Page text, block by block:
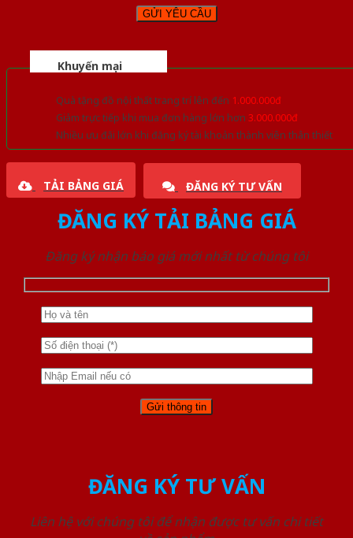
Khuyến mại
Quà tặng đồ nội thất trang trí lên đến 1.000.000đ
Giảm trực tiếp khi mua đơn hàng lớn hơn 3.000.000đ
Nhiều ưu đãi lớn khi đăng ký tài khoản thành viên thân thiết
TẢI BẢNG GIÁ ĐĂNG KÝ TƯ VẤN
ĐĂNG KÝ TẢI BẢNG GIÁ
Đăng ký nhận báo giá mới nhất từ chúng tôi
ĐĂNG KÝ TƯ VẤN
Liên hệ với chúng tôi để nhận được tư vấn chi tiết